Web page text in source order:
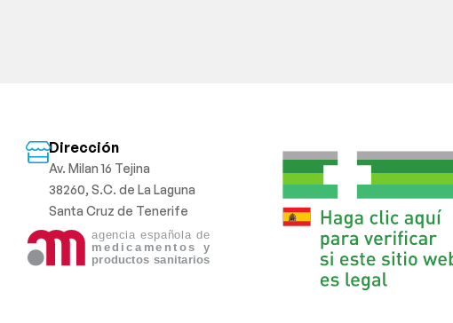
Dirección
Av. Milan 16 Tejina
38260, S.C. de La Laguna
Santa Cruz de Tenerife